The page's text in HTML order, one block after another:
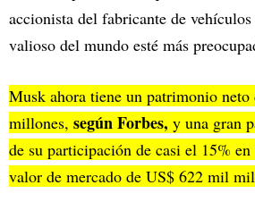
accionista del fabricante de
valioso del mundo esté más
Musk ahora tiene un patrimonio
millones, según Forbes, y una gran
de su participación de casi el 15%
valor de mercado de US$ 622 mil